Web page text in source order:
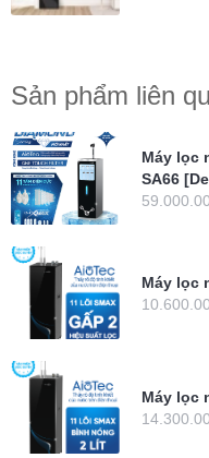
Sản phẩm liên
Máy lọc
SA66
Máy lọc
Máy lọc